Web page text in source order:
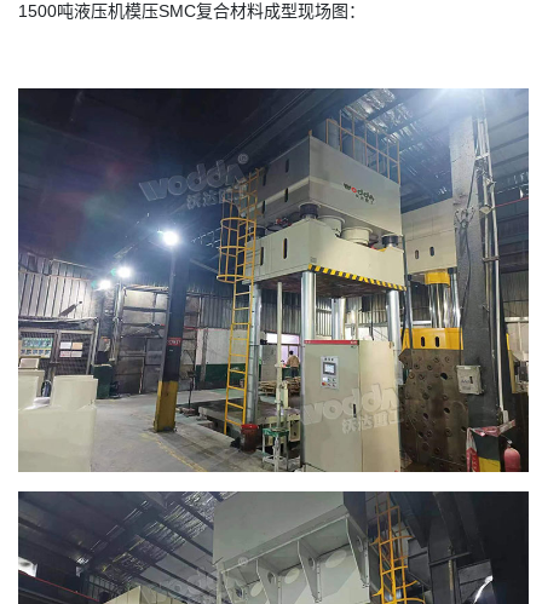
1500吨液压机模压SMC复合材料成型现场图：